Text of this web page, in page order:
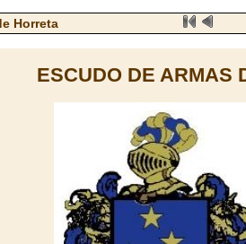
Horreta
ESCUDO DE ARMAS